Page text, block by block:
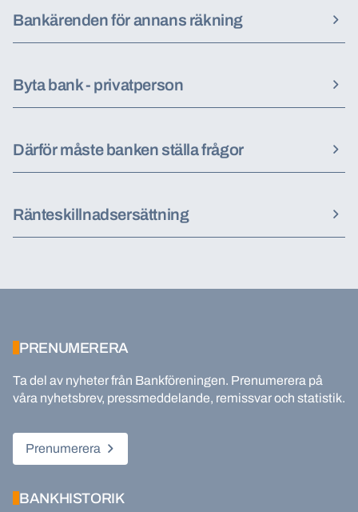
Bankärenden för annans räkning
Byta bank - privatperson
Därför måste banken ställa frågor
Ränteskillnadsersättning
PRENUMERERA
Ta del av nyheter från Bankföreningen. Prenumerera på
våra nyhetsbrev, pressmeddelande, remissvar och statistik.
Prenumerera
BANKHISTORIK